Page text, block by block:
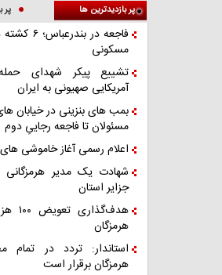
پر بازدیدترین ها
فاجعه در
مسکونی
تشییع پیکر شهدای
آمریکایی صهیونی به ایران
بمب های بنزینی در خیابان
مسئولان تا فاجعه رجاییِ دوم
اعلام رسمی آغاز خاموشی
شهادت یک مدیر هرمزگانی
جزایر استان
هرمزگان
استاندار: تردد در تمام
هرمزگان برقرار است